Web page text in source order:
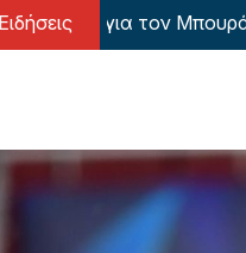
για τον Μπουράς ο